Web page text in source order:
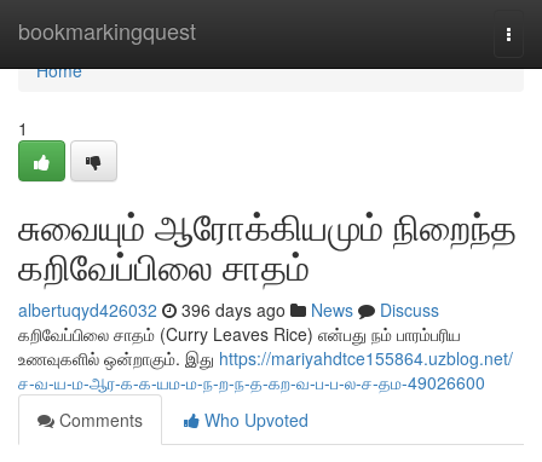
bookmarkingquest
Home
Home
1
சுவையும் ஆரோக்கியமும் நிறைந்த
கறிவேப்பிலை சாதம்
albertuqyd426032 396 days ago News
Discuss
கறிவேப்பிலை சாதம் (Curry Leaves Rice) என்பது நம் பாரம்பரிய
உணவுகளில் ஒன்றாகும். இது https://mariyahdtce155864.uzblog.net/
ச-வ-ய-ம-ஆர-க-க-யம-ம-ந-ற-ந-த-கற-வ-ப-ப-ல-ச-தம-49026600
Comments
Who Upvoted